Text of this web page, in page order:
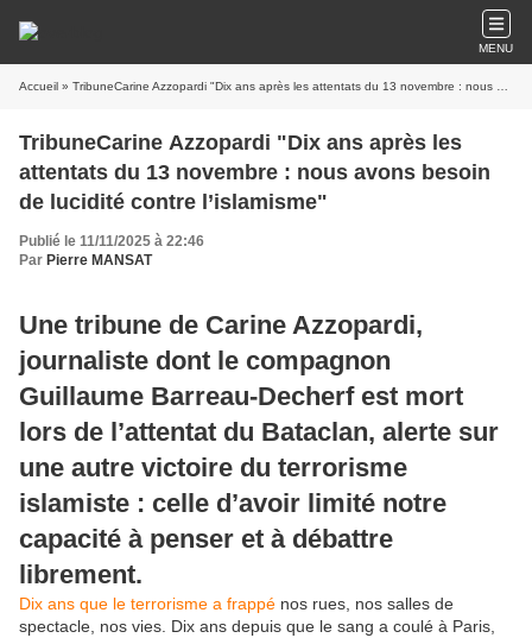
MENU
Accueil » TribuneCarine Azzopardi "Dix ans après les attentats du 13 novembre : nous avons besoin de lucidité contre l’islamisme"
TribuneCarine Azzopardi "Dix ans après les
attentats du 13 novembre : nous avons besoin
de lucidité contre l’islamisme"
Publié le 11/11/2025 à 22:46
Par Pierre MANSAT
Une tribune de Carine Azzopardi,
journaliste dont le compagnon
Guillaume Barreau-Decherf est mort
lors de l’attentat du Bataclan, alerte sur
une autre victoire du terrorisme
islamiste : celle d’avoir limité notre
capacité à penser et à débattre
librement.
Dix ans que le terrorisme a frappé nos rues, nos salles de
spectacle, nos vies. Dix ans depuis que le sang a coulé à Paris,